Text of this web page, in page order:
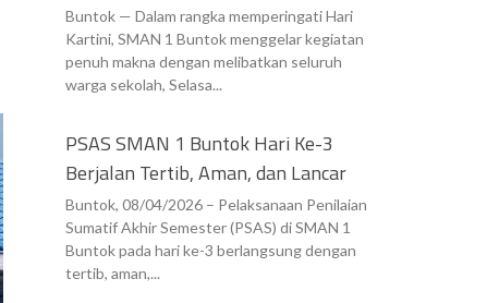
Buntok — Dalam rangka memperingati Hari
Kartini, SMAN 1 Buntok menggelar kegiatan
penuh makna dengan melibatkan seluruh
warga sekolah, Selasa...
PSAS SMAN 1 Buntok Hari Ke-3
Berjalan Tertib, Aman, dan Lancar
Buntok, 08/04/2026 – Pelaksanaan Penilaian
Sumatif Akhir Semester (PSAS) di SMAN 1
Buntok pada hari ke-3 berlangsung dengan
tertib, aman,...